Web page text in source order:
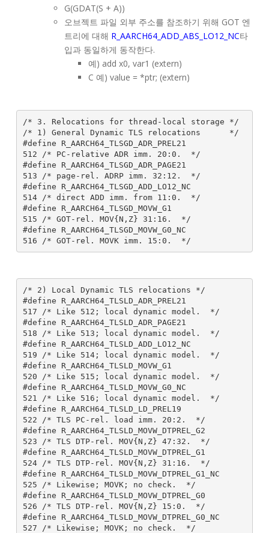
G(GDAT(S + A))
오브젝트 파일 외부 주소를 참조하기 위해 GOT 엔
트리에 대해 R_AARCH64_ADD_ABS_LO12_NC타
입과 동일하게 동작한다.
예) add x0, var1 (extern)
C 예) value = *ptr; (extern)
/* 3. Relocations for thread-local storage */
/* 1) General Dynamic TLS relocations      */
#define R_AARCH64_TLSGD_ADR_PREL21
512 /* PC-relative ADR imm. 20:0.  */
#define R_AARCH64_TLSGD_ADR_PAGE21
513 /* page-rel. ADRP imm. 32:12.  */
#define R_AARCH64_TLSGD_ADD_LO12_NC
514 /* direct ADD imm. from 11:0.  */
#define R_AARCH64_TLSGD_MOVW_G1
515 /* GOT-rel. MOV{N,Z} 31:16.  */
#define R_AARCH64_TLSGD_MOVW_G0_NC
/* 2) Local Dynamic TLS relocations */
#define R_AARCH64_TLSLD_ADR_PREL21
517 /* Like 512; local dynamic model.  */
#define R_AARCH64_TLSLD_ADR_PAGE21
518 /* Like 513; local dynamic model.  */
#define R_AARCH64_TLSLD_ADD_LO12_NC
519 /* Like 514; local dynamic model.  */
#define R_AARCH64_TLSLD_MOVW_G1
520 /* Like 515; local dynamic model.  */
#define R_AARCH64_TLSLD_MOVW_G0_NC
521 /* Like 516; local dynamic model.  */
#define R_AARCH64_TLSLD_LD_PREL19
522 /* TLS PC-rel. load imm. 20:2.  */
#define R_AARCH64_TLSLD_MOVW_DTPREL_G2
523 /* TLS DTP-rel. MOV{N,Z} 47:32.  */
#define R_AARCH64_TLSLD_MOVW_DTPREL_G1
524 /* TLS DTP-rel. MOV{N,Z} 31:16.  */
#define R_AARCH64_TLSLD_MOVW_DTPREL_G1_NC
525 /* Likewise; MOVK; no check.  */
#define R_AARCH64_TLSLD_MOVW_DTPREL_G0
526 /* TLS DTP-rel. MOV{N,Z} 15:0.  */
#define R_AARCH64_TLSLD_MOVW_DTPREL_G0_NC
527 /* Likewise; MOVK; no check.  */